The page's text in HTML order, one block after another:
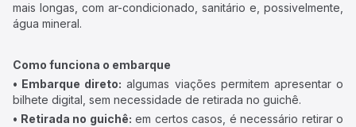
mais longas, com ar-condicionado, sanitário e, possivelmente,
água mineral.
Como funciona o embarque
• Embarque direto: algumas viações permitem apresentar o
bilhete digital, sem necessidade de retirada no guichê.
• Retirada no guichê: em certos casos, é necessário retirar o